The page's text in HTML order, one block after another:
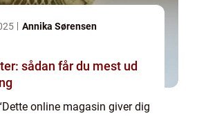
Annika Sørensen
sådan får du mest ud
online magasin giver dig